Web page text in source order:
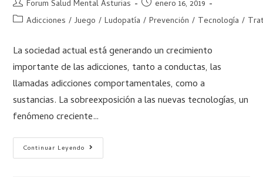
Forum Salud Mental Asturias
enero 16, 2019
Adicciones / Juego / Ludopatía / Prevención / Tecnología /
La sociedad actual está generando un crecimiento
importante de las adicciones, tanto a conductas, las
llamadas adicciones comportamentales, como a
sustancias. La sobreexposición a las nuevas tecnologías, un
fenómeno creciente…
Continuar Leyendo